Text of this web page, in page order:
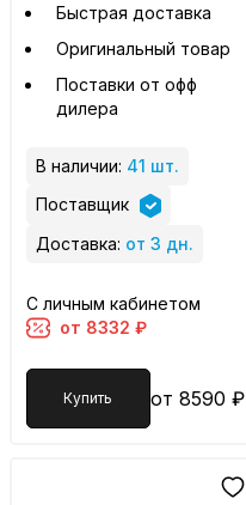
Быстрая доставка
Оригинальный товар
Поставки от офф
дилера
В наличии: 41 шт.
Поставщик
Доставка: от 3 дн.
С личным кабинетом
от 8332 ₽
Купить от 8590 ₽